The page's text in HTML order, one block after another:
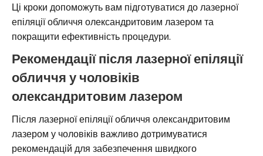
Ці кроки допоможуть вам підготуватися до лазерної
епіляції обличчя олександритовим лазером та
покращити ефективність процедури.
Рекомендації після лазерної епіляції
обличчя у чоловіків
олександритовим лазером
Після лазерної епіляції обличчя олександритовим
лазером у чоловіків важливо дотримуватися
рекомендацій для забезпечення швидкого